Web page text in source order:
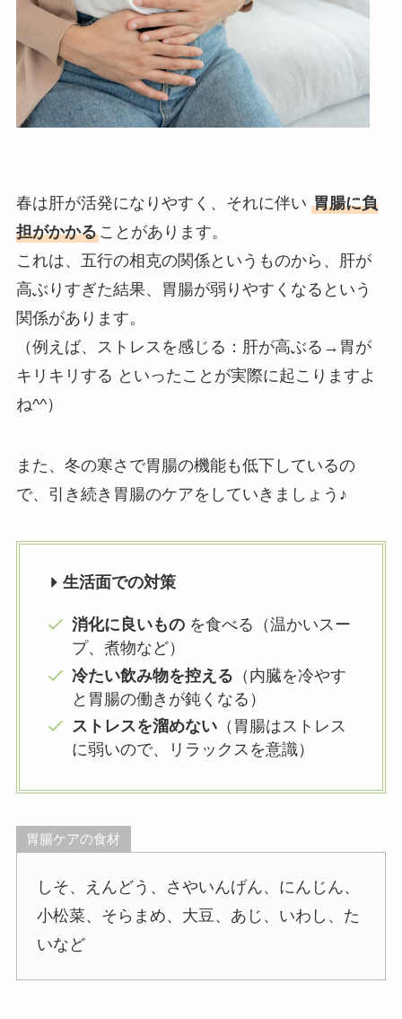
春は肝が活発になりやすく、それに伴い 胃腸に負
担がかかることがあります。
これは、五行の相克の関係というものから、肝が
高ぶりすぎた結果、胃腸が弱りやすくなるという
関係があります。
（例えば、ストレスを感じる：肝が高ぶる→胃が
キリキリする といったことが実際に起こりますよ
ね^^）
また、冬の寒さで胃腸の機能も低下しているの
で、引き続き胃腸のケアをしていきましょう♪
生活面での対策
消化に良いもの を食べる（温かいスー
プ、煮物など）
冷たい飲み物を控える （内臓を冷やす
と胃腸の働きが鈍くなる）
ストレスを溜めない （胃腸はストレス
に弱いので、リラックスを意識）
胃腸ケアの食材
しそ、えんどう、さやいんげん、にんじん、
小松菜、そらまめ、大豆、あじ、いわし、た
いなど